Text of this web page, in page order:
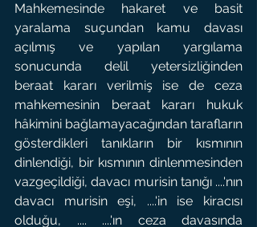
Mahkemesinde hakaret ve basit
yaralama suçundan kamu davası
açılmış ve yapılan yargılama
sonucunda delil yetersizliğinden
beraat kararı verilmiş ise de ceza
mahkemesinin beraat kararı hukuk
hâkimini bağlamayacağından tarafların
gösterdikleri tanıkların bir kısmının
dinlendiği, bir kısmının dinlenmesinden
vazgeçildiği, davacı murisin tanığı ....'nın
davacı murisin eşi, ....'in ise kiracısı
olduğu, .... ....'ın ceza davasında